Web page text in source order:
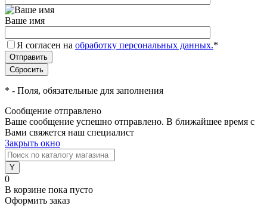
Ваше имя
Я согласен на обработку персональных данных.*
* - Поля, обязательные для заполнения
Сообщение отправлено
Ваше сообщение успешно отправлено. В ближайшее время с
Вами свяжется наш специалист
Закрыть окно
0
В корзине пока пусто
Оформить заказ